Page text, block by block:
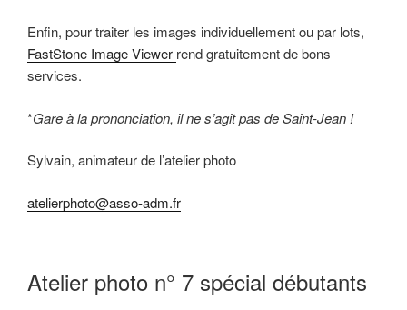
Enfin, pour traiter les images individuellement ou par lots,
FastStone Image Viewer rend gratuitement de bons
services.
*Gare à la prononciation, il ne s’agit pas de Saint-Jean !
Sylvain, animateur de l’atelier photo
atelierphoto@asso-adm.fr
Atelier photo n° 7 spécial débutants